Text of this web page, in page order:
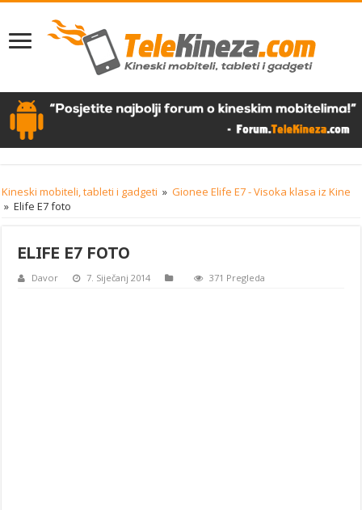
Kineski mobiteli, tableti i gadgeti » Gionee Elife E7 - Visoka klasa iz Kine
» Elife E7 foto
ELIFE E7 FOTO
Davor 7. Siječanj 2014 371 Pregleda